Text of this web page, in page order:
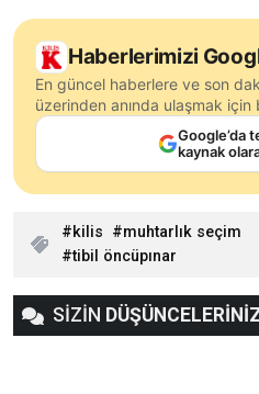
Haberlerimizi
En güncel haberlere ve son
üzerinden anında ulaşmak
Google’da
kaynak
kilis
muhtarlık seçim
tibil öncüpınar
SİZİN